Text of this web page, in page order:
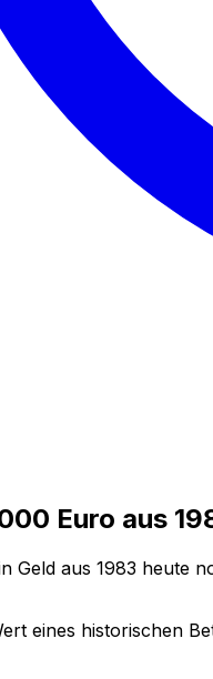
Euro aus
Geld aus 1983 heute
eines historischen